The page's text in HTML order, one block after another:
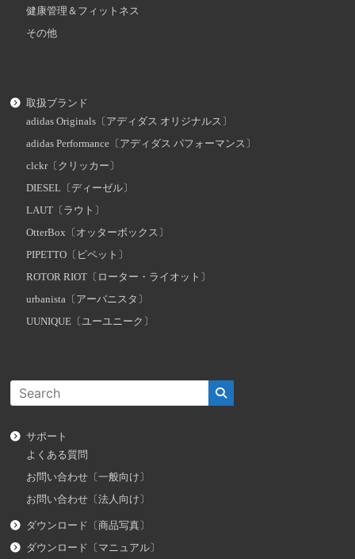
健康管理＆フィットネス
その他
取扱ブランド
adidas Originals〔アディダス オリジナルス〕
adidas Performance〔アディダス パフォーマンス〕
clckr〔クリッカー〕
DIESEL〔ディーゼル〕
LAUT〔ラウト〕
OtterBox〔オッターボックス〕
PIPETTO〔ピペット〕
ROTOR RIOT〔ローター・ライオット〕
urbanista〔アーバニスタ〕
UUNIQUE〔ユーユニーク〕
サポート
よくある質問
お問い合わせ〔一般向け〕
お問い合わせ〔法人向け〕
ダウンロード〔商品写真〕
ダウンロード〔マニュアル〕